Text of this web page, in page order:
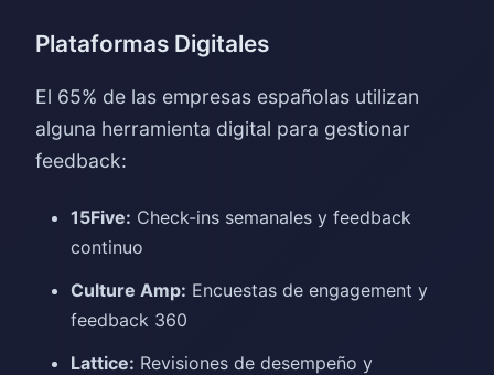
Plataformas Digitales
El 65% de las empresas españolas utilizan
alguna herramienta digital para gestionar
feedback:
15Five: Check-ins semanales y feedback
continuo
Culture Amp: Encuestas de engagement y
feedback 360
Lattice: Revisiones de desempeño y